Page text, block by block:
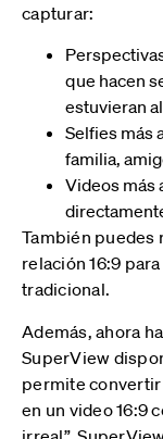
capturar:
que hacen
estuvieran
Selfies más
familia,
Videos más
También puedes
relación 16:9
tradicional.
Además, ahora
SuperView
permite convertir
en un video 16:9